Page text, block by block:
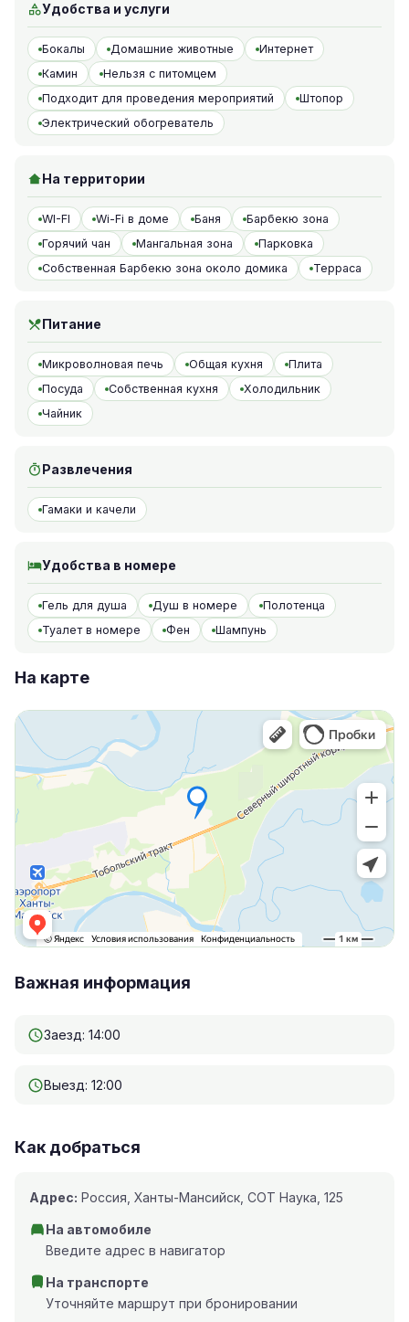
Удобства и услуги
Бокалы Домашние животные
Интернет
Камин
Нельзя с питомцем
Подходит для проведения мероприятий
Штопор
Электрический обогреватель
На территории
WI-FI Wi-Fi в доме Баня
Барбекю зона
Горячий чан
Мангальная зона
Парковка
Собственная Барбекю зона около домика
Терраса
Питание
Микроволновая печь Общая кухня
Плита
Посуда
Собственная кухня
Холодильник
Чайник
Развлечения
Гамаки и качели
Удобства в номере
Гель для душа Душ в номере
Полотенца
Туалет в номере
Фен Шампунь
На карте
Важная информация
Заезд: 14:00
Выезд: 12:00
Как добраться
Адрес: Россия, Ханты-Мансийск, СОТ Наука, 125
На автомобиле
Введите адрес в навигатор
На транспорте
Уточняйте маршрут при бронировании